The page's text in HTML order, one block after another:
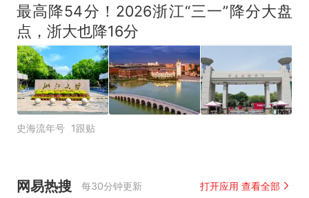
最高降54分！2026浙江“三一”降分大盘
点，浙大也降16分
史海流年号 1跟贴
网易热搜 每30分钟更新 打开应用 查看全部